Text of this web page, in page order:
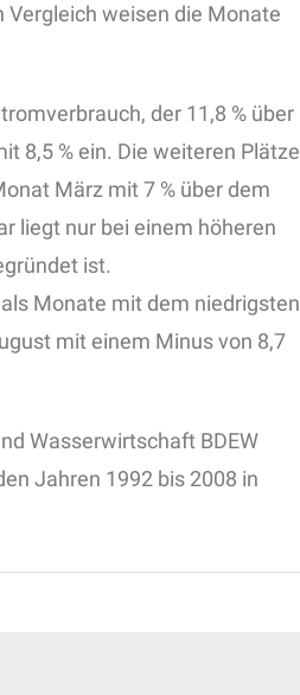
weisen die Monate
der 11,8 % über
8,5 % ein. Die weiteren Plätze
März mit 7 % über dem
liegt nur bei einem höheren
ist.
Monate mit dem niedrigsten
mit einem Minus von 8,7
Wasserwirtschaft BDEW
Jahren 1992 bis 2008 in